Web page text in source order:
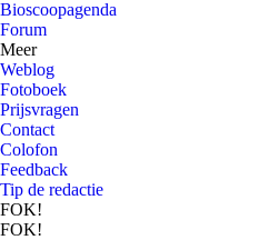
Bioscoopagenda
Forum
Meer
Weblog
Fotoboek
Prijsvragen
Contact
Colofon
Feedback
Tip de redactie
FOK!
FOK!